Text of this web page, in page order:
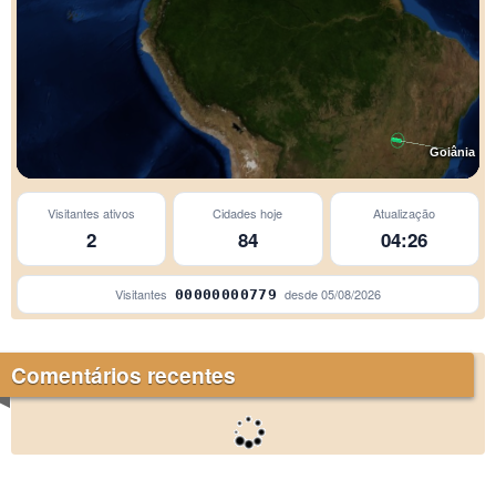
Goiânia
Visitantes ativos
2
Cidades hoje
84
Atualização
04:26
Visitantes 00000000779 desde05/08/2026
Comentários recentes